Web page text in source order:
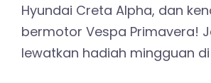
Hyundai Creta Alpha, dan
bermotor Vespa Primavera!
lewatkan hadiah mingguan di